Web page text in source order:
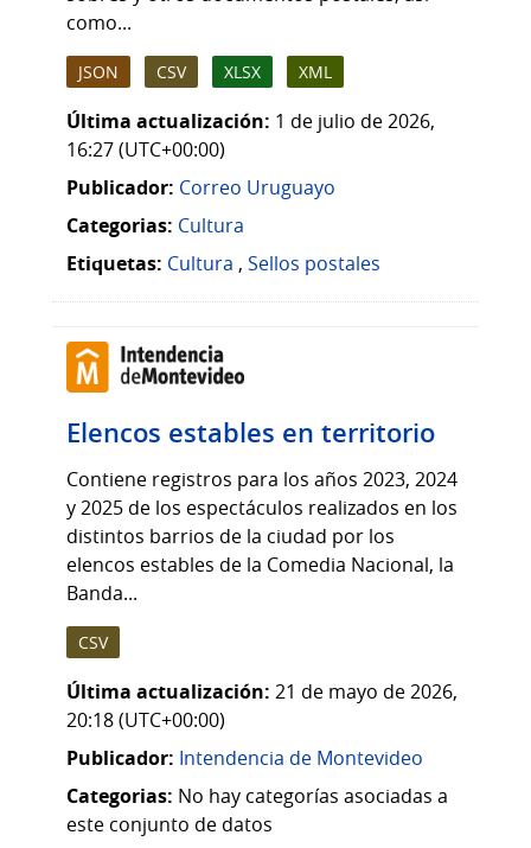
como...
JSON CSV XLSX XML
Última actualización: 1 de julio de 2026,
16:27 (UTC+00:00)
Publicador: Correo Uruguayo
Categorias: Cultura
Etiquetas: Cultura , Sellos postales
Elencos estables en territorio
Contiene registros para los años 2023, 2024
y 2025 de los espectáculos realizados en los
distintos barrios de la ciudad por los
elencos estables de la Comedia Nacional, la
Banda...
CSV
Última actualización: 21 de mayo de 2026,
20:18 (UTC+00:00)
Publicador: Intendencia de Montevideo
Categorias: No hay categorías asociadas a
este conjunto de datos